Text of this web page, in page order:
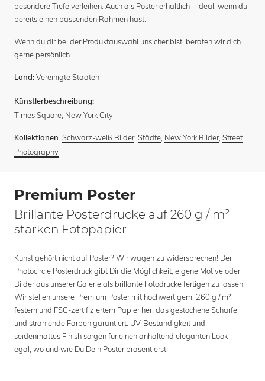
besondere Tiefe verleihen. Auch als Poster erhältlich – ideal, wenn du
bereits einen passenden Rahmen hast.
Wenn du dir bei der Produktauswahl unsicher bist, beraten wir dich
gerne persönlich.
Land: Vereinigte Staaten
Künstlerbeschreibung:
Times Square, New York City
Kollektionen: Schwarz-weiß Bilder, Städte New York Bilder, Street
Photography
Premium Poster
Brillante Posterdrucke auf 260 g / m²
starken Fotopapier
Kunst gehört nicht auf Poster? Wir wagen zu widersprechen! Der
Photocircle Posterdruck gibt Dir die Möglichkeit, eigene Motive oder
Bilder aus unserer Galerie als brillante Fotodrucke fertigen zu lassen.
Wir stellen unsere Premium Poster mit hochwertigem, 260 g / m²
festem und FSC-zertifiziertem Papier her, das gestochene Schärfe
und strahlende Farben garantiert. UV-Beständigkeit und
seidenmattes Finish sorgen für einen anhaltend eleganten Look –
egal, wo und wie Du Dein Poster präsentierst.